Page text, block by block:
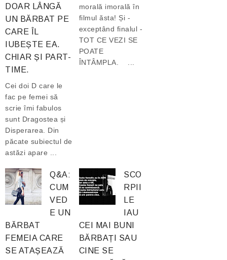
DOAR LÂNGĂ
UN BĂRBAT PE
CARE ÎL
IUBEȘTE EA.
CHIAR ȘI PART-
TIME.
Cei doi D care le
fac pe femei să
scrie îmi fabulos
sunt Dragostea și
Disperarea. Din
păcate subiectul de
astăzi apare ...
morală imorală în
filmul ăsta! Și -
exceptând finalul -
TOT CE VEZI SE
POATE
ÎNTÂMPLA. ...
Q&A:
CUM
VED
E UN
BĂRBAT
FEMEIA CARE
SE ATAȘEAZĂ
SCO
RPII
LE
IAU
CEI MAI BUNI
BĂRBAȚI SAU
CINE SE